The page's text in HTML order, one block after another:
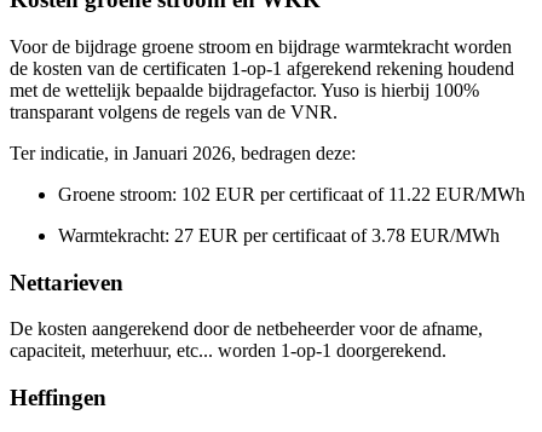
Voor de bijdrage groene stroom en bijdrage warmtekracht worden
de kosten van de certificaten 1-op-1 afgerekend rekening houdend
met de wettelijk bepaalde bijdragefactor. Yuso is hierbij 100%
transparant volgens de regels van de VNR.
Ter indicatie, in Januari 2026, bedragen deze:
Groene stroom: 102 EUR per certificaat of 11.22 EUR/MWh
Warmtekracht: 27 EUR per certificaat of 3.78 EUR/MWh
Nettarieven
De kosten aangerekend door de netbeheerder voor de afname,
capaciteit, meterhuur, etc... worden 1-op-1 doorgerekend.
Heffingen